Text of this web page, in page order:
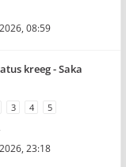
08:59
kreeg - Saka
3 4 5
23:18